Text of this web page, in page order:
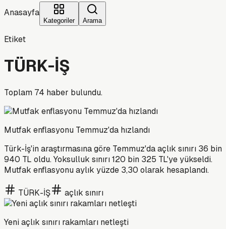
Anasayfa
Kategoriler Arama
Etiket
TÜRK-İŞ
Toplam 74 haber bulundu.
Mutfak enflasyonu Temmuz'da hızlandı
Türk-İş'in araştırmasına göre Temmuz'da açlık sınırı 36 bin
940 TL oldu. Yoksulluk sınırı 120 bin 325 TL'ye yükseldi.
Mutfak enflasyonu aylık yüzde 3,30 olarak hesaplandı.
TÜRK-İŞ açlık sınırı
Yeni açlık sınırı rakamları netleşti